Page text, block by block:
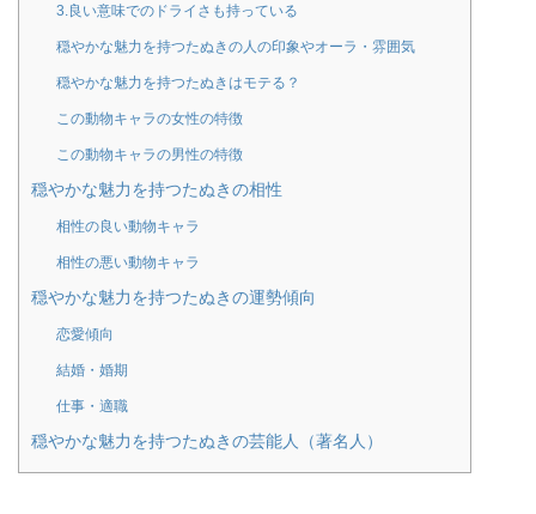
3.良い意味でのドライさも持っている
穏やかな魅力を持つたぬきの人の印象やオーラ・雰囲気
穏やかな魅力を持つたぬきはモテる？
この動物キャラの女性の特徴
この動物キャラの男性の特徴
穏やかな魅力を持つたぬきの相性
相性の良い動物キャラ
相性の悪い動物キャラ
穏やかな魅力を持つたぬきの運勢傾向
恋愛傾向
結婚・婚期
仕事・適職
穏やかな魅力を持つたぬきの芸能人（著名人）